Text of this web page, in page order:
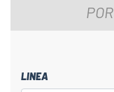
LINEA